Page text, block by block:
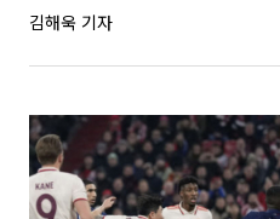
김해욱 기자